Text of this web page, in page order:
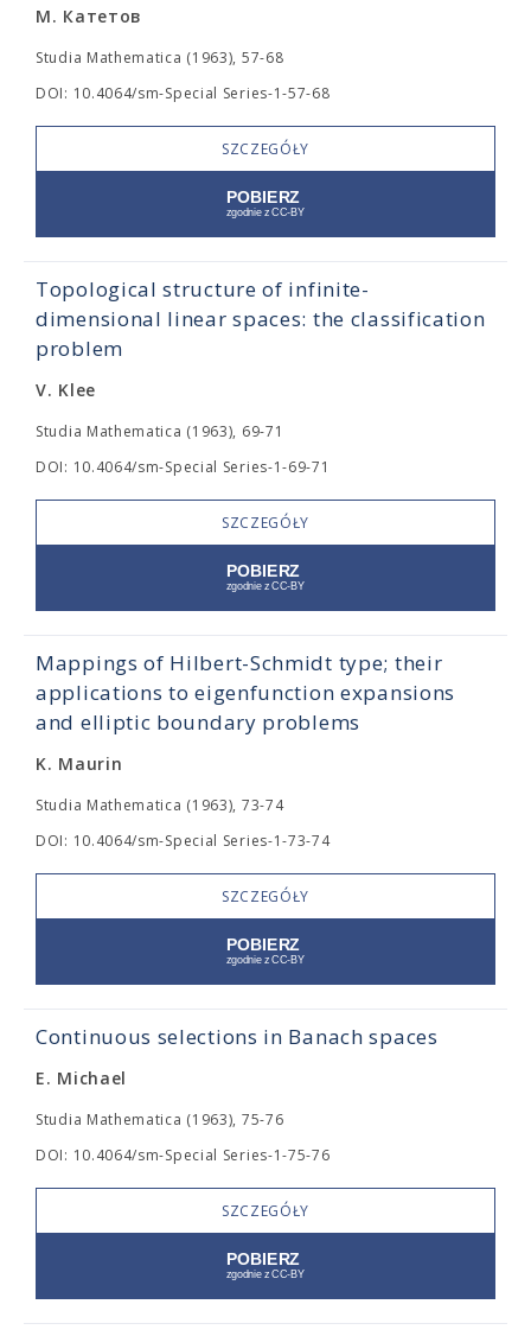
М. Катетов
Studia Mathematica (1963), 57-68
DOI: 10.4064/sm-Special Series-1-57-68
SZCZEGÓŁY
Topological structure of infinite-
dimensional linear spaces: the classification
problem
V. Klee
Studia Mathematica (1963), 69-71
DOI: 10.4064/sm-Special Series-1-69-71
SZCZEGÓŁY
Mappings of Hilbert-Schmidt type; their
applications to eigenfunction expansions
and elliptic boundary problems
K. Maurin
Studia Mathematica (1963), 73-74
DOI: 10.4064/sm-Special Series-1-73-74
SZCZEGÓŁY
Continuous selections in Banach spaces
E. Michael
Studia Mathematica (1963), 75-76
DOI: 10.4064/sm-Special Series-1-75-76
SZCZEGÓŁY